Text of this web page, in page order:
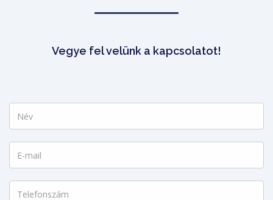
Vegye fel velünk a kapcsolatot!